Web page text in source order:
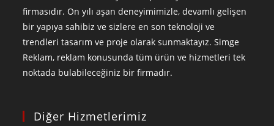
firmasıdır. On yılı aşan deneyimimizle, devamlı gelişen
bir yapıya sahibiz ve sizlere en son teknoloji ve
trendleri tasarım ve proje olarak sunmaktayız. Simge
Reklam, reklam konusunda tüm ürün ve hizmetleri tek
noktada bulabileceğiniz bir firmadır.
Diğer Hizmetlerimiz